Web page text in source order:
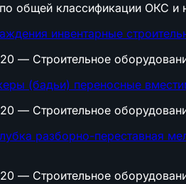
общей классификации ОКС
инвентарные
— Строительное
(бадьи) переносные
— Строительное
разборно-переставная
— Строительное